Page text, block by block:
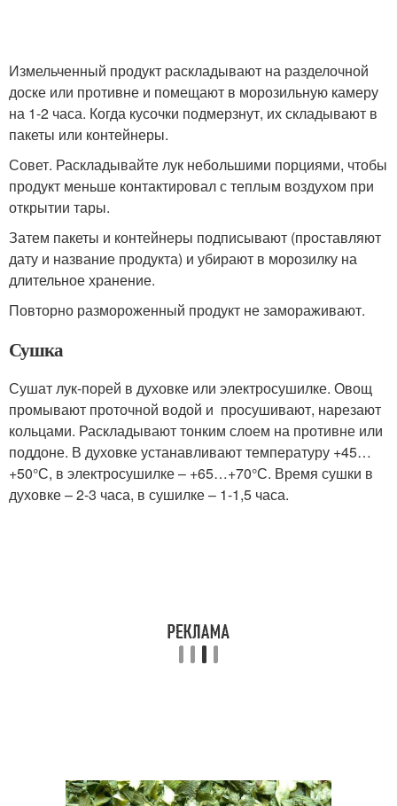
Измельченный продукт раскладывают на разделочной
доске или противне и помещают в морозильную камеру
на 1-2 часа. Когда кусочки подмерзнут, их складывают в
пакеты или контейнеры.
Совет. Раскладывайте лук небольшими порциями, чтобы
продукт меньше контактировал с теплым воздухом при
открытии тары.
Затем пакеты и контейнеры подписывают (проставляют
дату и название продукта) и убирают в морозилку на
длительное хранение.
Повторно размороженный продукт не замораживают.
Сушка
Сушат лук-порей в духовке или электросушилке. Овощ
промывают проточной водой и просушивают, нарезают
кольцами. Раскладывают тонким слоем на противне или
поддоне. В духовке устанавливают температуру +45…
+50°С, в электросушилке – +65…+70°С. Время сушки в
духовке – 2-3 часа, в сушилке – 1-1,5 часа.